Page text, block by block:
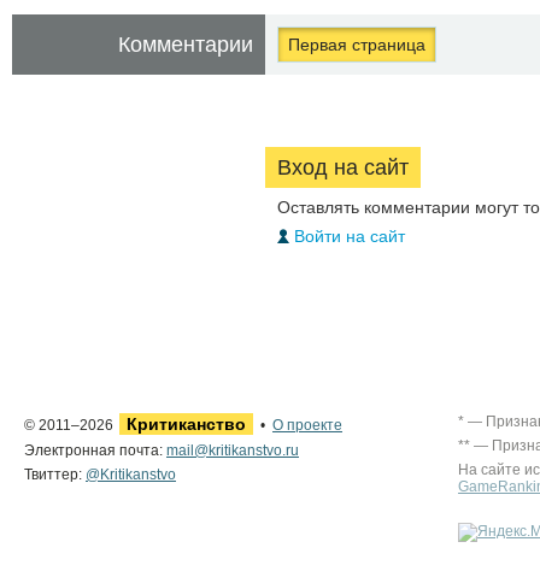
Комментарии Первая страница
Вход на сайт
Оставлять комментарии могут
Войти на сайт
© 2011–2026 Критиканство • О проекте
Электронная почта: mail@kritikanstvo.ru
Твиттер: @Kritikanstvo
* —
** —
На сайте